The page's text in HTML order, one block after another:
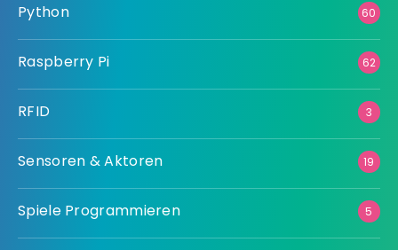
Python 60
Raspberry Pi 62
RFID 3
Sensoren & Aktoren 19
Spiele Programmieren 5